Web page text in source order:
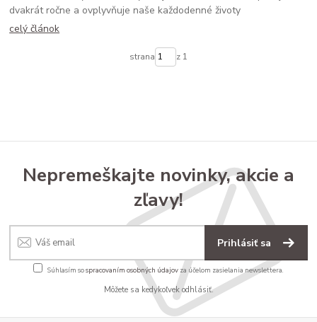
dvakrát ročne a ovplyvňuje naše každodenné životy
celý článok
strana z 1
Nepremeškajte novinky, akcie a
zľavy!
Prihlásiť sa
Súhlasím sospracovaním osobných údajov za účelom zasielania newslettera.
Môžete sa kedykoľvek odhlásiť.